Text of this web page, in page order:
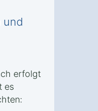
und
erfolgt
es